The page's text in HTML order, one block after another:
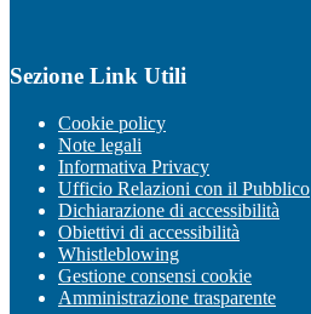
Sezione Link Utili
Cookie policy
Note legali
Informativa Privacy
Ufficio Relazioni con il Pubblico
Dichiarazione di accessibilità
Obiettivi di accessibilità
Whistleblowing
Gestione consensi cookie
Amministrazione trasparente